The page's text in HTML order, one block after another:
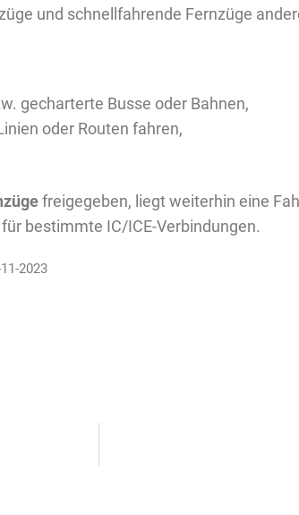
und schnellfahrende Fernzüge
gecharterte Busse oder Bahnen,
oder Routen fahren,
freigegeben, liegt weiterhin eine
bestimmte IC/ICE-Verbindungen.
2023